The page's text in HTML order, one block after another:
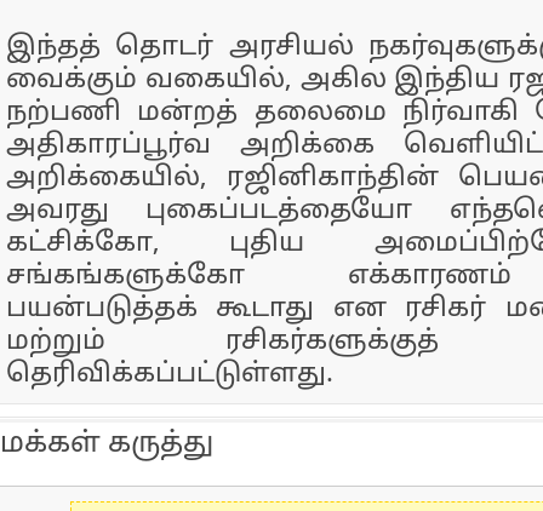
இந்தத் தொடர் அரசியல்
வைக்கும் வகையில், அகில இந்திய
நற்பணி மன்றத் தலைமை நிர்வாகி
அதிகாரப்பூர்வ அறிக்கை
அறிக்கையில், ரஜினிகாந்தின்
அவரது புகைப்படத்தையோ
கட்சிக்கோ, புதிய
சங்கங்களுக்கோ
பயன்படுத்தக் கூடாது என ரசிகர்
மற்றும் ரசிகர்களுக்குத்
தெரிவிக்கப்பட்டுள்ளது.
மக்கள் கருத்து